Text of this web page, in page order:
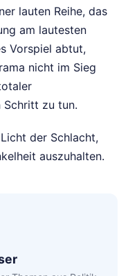
lauten Reihe, das
am lautesten
Vorspiel abtut,
nicht im Sieg
Schritt zu tun.
der Schlacht,
auszuhalten.